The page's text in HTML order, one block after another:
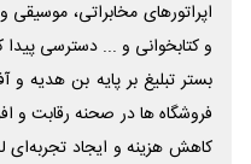
اپراتورهای مخابراتی،
و کتابخوانی و ... دسترسی پیدا
بستر تبلیغ بر پایه بن هدیه و
فروشگاه ها در صحنه رقابت و
کاهش هزینه و ایجاد